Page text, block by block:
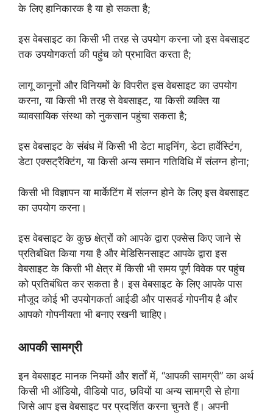
के लिए हानिकारक है या हो सकता है;
इस वेबसाइट का किसी भी तरह से उपयोग करना जो इस वेबसाइट
तक उपयोगकर्ता की पहुंच को प्रभावित करता है;
लागू कानूनों और विनियमों के विपरीत इस वेबसाइट का उपयोग
करना, या किसी भी तरह से वेबसाइट, या किसी व्यक्ति या
व्यावसायिक संस्था को नुकसान पहुंचा सकता है;
इस वेबसाइट के संबंध में किसी भी डेटा माइनिंग, डेटा हार्वेस्टिंग,
डेटा एक्सट्रैक्टिंग, या किसी अन्य समान गतिविधि में संलग्न होना;
किसी भी विज्ञापन या मार्केटिंग में संलग्न होने के लिए इस वेबसाइट
का उपयोग करना।
इस वेबसाइट के कुछ क्षेत्रों को आपके द्वारा एक्सेस किए जाने से
प्रतिबंधित किया गया है और मेडिसिनसाइट आपके द्वारा इस
वेबसाइट के किसी भी क्षेत्र में किसी भी समय पूर्ण विवेक पर पहुंच
को प्रतिबंधित कर सकता है। इस वेबसाइट के लिए आपके पास
मौजूद कोई भी उपयोगकर्ता आईडी और पासवर्ड गोपनीय है और
आपको गोपनीयता भी बनाए रखनी चाहिए।
आपकी सामग्री
इन वेबसाइट मानक नियमों और शर्तों में, “आपकी सामग्री” का अर्थ
किसी भी ऑडियो, वीडियो पाठ, छवियों या अन्य सामग्री से होगा
जिसे आप इस वेबसाइट पर प्रदर्शित करना चुनते हैं। अपनी